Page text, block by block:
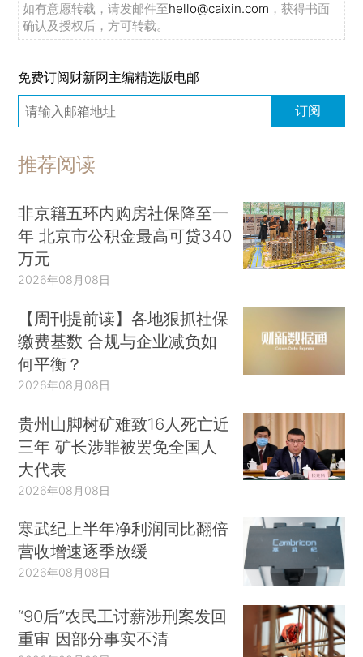
如有意愿转载，请发邮件至hello@caixin.com ，获得书面
确认及授权后，方可转载。
免费订阅财新网主编精选版电邮
订阅
推荐阅读
非京籍五环内购房社保降至一
年 北京市公积金最高可贷340
万元
2026年08月08日
【周刊提前读】各地狠抓社保
缴费基数 合规与企业减负如
何平衡？
2026年08月08日
贵州山脚树矿难致16人死亡近
三年 矿长涉罪被罢免全国人
大代表
2026年08月08日
寒武纪上半年净利润同比翻倍
营收增速逐季放缓
2026年08月08日
“90后”农民工讨薪涉刑案发回
重审 因部分事实不清